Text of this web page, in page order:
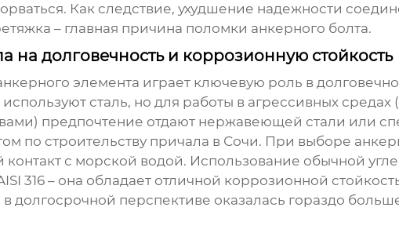
Как следствие, ухудшение надежности
– главная причина поломки анкерного болта.
на долговечность и коррозионную стойкость
элемента играет ключевую роль в
сталь, но для работы в агрессивных
предпочтение отдают нержавеющей стали или
по строительству причала в Сочи. При выборе
контакт с морской водой. Использование обычной
316 – она обладает отличной коррозионной
долгосрочной перспективе оказалась гораздо